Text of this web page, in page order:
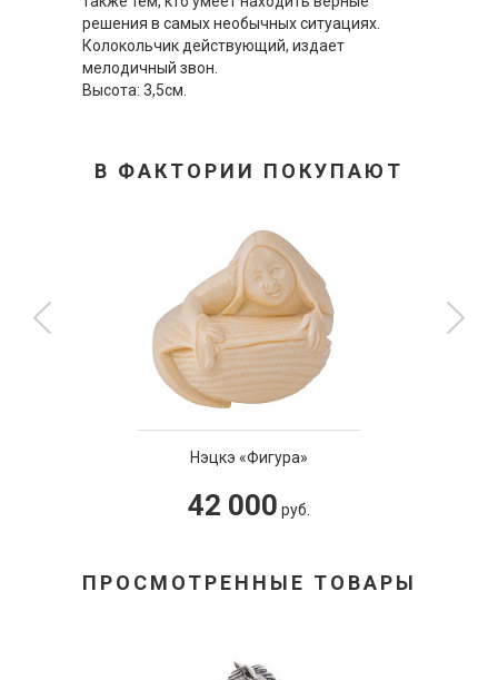
решения в самых необычных ситуациях.
Колокольчик действующий, издает
мелодичный звон.
Высота: 3,5см.
В ФАКТОРИИ ПОКУПАЮТ
Нэцкэ «Фигура»
42 000 руб.
ПРОСМОТРЕННЫЕ ТОВАРЫ